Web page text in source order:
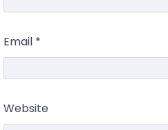
Email *
Website